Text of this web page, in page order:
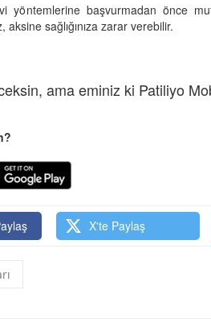
yöntemlerine başvurmadan önce
sağlığınıza zarar verebilir.
ama eminiz ki Patiliyo
X'te Paylaş